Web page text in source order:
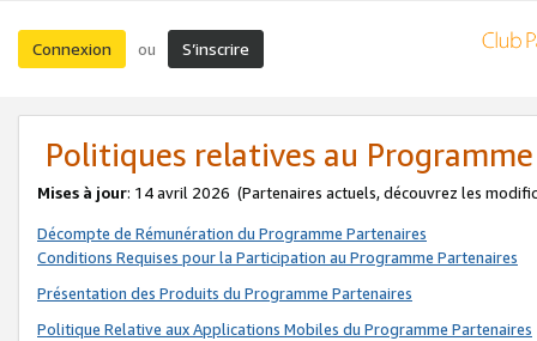
Connexion ou S’inscrire
Politiques relatives au
Mises à jour: 14 avril 2026 (Partenaires actuels, découvrez les
Décompte de Rémunération du Programme Partenaires
Conditions Requises pour la Participation au Programme Partenaires
Présentation des Produits du Programme Partenaires
Politique Relative aux Applications Mobiles du Programme Partenaires